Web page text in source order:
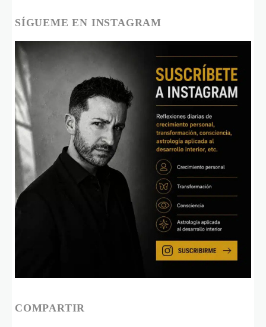
SÍGUEME EN INSTAGRAM
COMPARTIR